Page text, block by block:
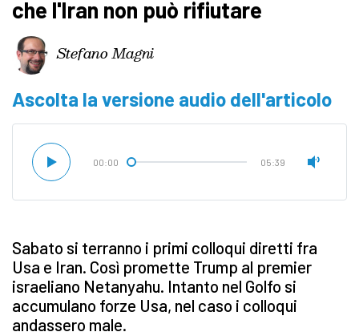
che l'Iran non può rifiutare
Stefano Magni
Ascolta la versione audio dell'articolo
00:00 05:39
Sabato si terranno i primi colloqui diretti fra
Usa e Iran. Così promette Trump al premier
israeliano Netanyahu. Intanto nel Golfo si
accumulano forze Usa, nel caso i colloqui
andassero male.